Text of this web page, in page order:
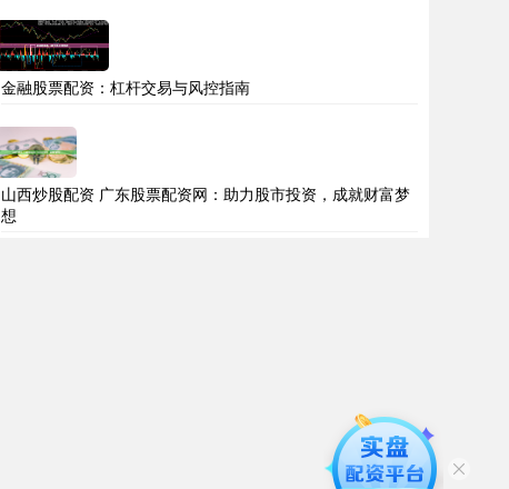
金融股票配资：杠杆交易与风控指南
山西炒股配资 广东股票配资网：助力股市投资，成就财富梦
想